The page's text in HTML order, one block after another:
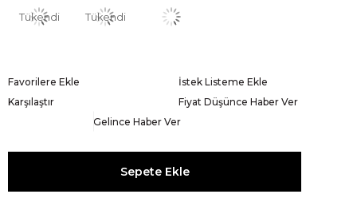
Tükendi Tükendi
Favorilere Ekle
İstek Listeme Ekle
Karşılaştır
Fiyat Düşünce Haber Ver
Gelince Haber Ver